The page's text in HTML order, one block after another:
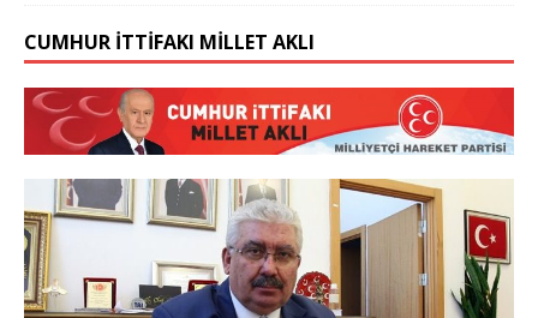
CUMHUR İTTIFAKI MILLET AKLI